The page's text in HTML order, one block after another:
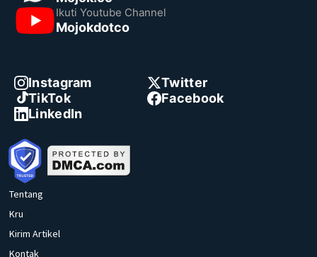
Ikuti Youtube Channel
Mojokdotco
Instagram
Twitter
TikTok
Facebook
LinkedIn
Tentang
Kru
Kirim Artikel
Kontak